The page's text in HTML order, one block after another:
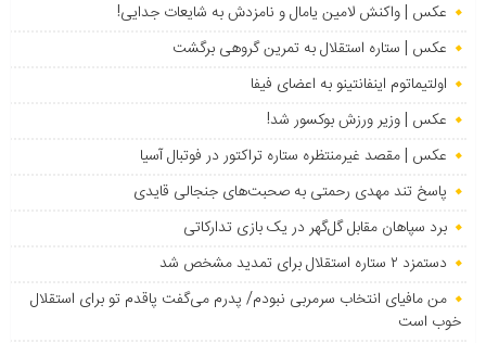
عکس | واکنش لامین یامال و نامزدش به شایعات جدایی!
عکس | ستاره استقلال به تمرین گروهی برگشت
اولتیماتوم اینفانتینو به اعضای فیفا
عکس | وزیر ورزش بوکسور شد!
عکس | مقصد غیرمنتظره ستاره تراکتور در فوتبال آسیا
پاسخ تند مهدی رحمتی به صحبت‌های جنجالی قایدی
برد سپاهان مقابل گل‌گهر در یک بازی تدارکاتی
دستمزد ۲ ستاره استقلال برای تمدید مشخص شد
من مافیای انتخاب سرمربی نبودم/ پدرم می‌گفت پاقدم تو برای استقلال
خوب است